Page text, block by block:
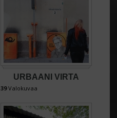
URBAANI VIRTA
39Valokuvaa